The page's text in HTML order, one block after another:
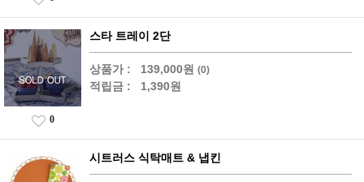
스타 트레이 2단
상품가 : 139,000원 (0)
적립금 : 1,390원
0
시트러스 식탁매트 & 냅킨